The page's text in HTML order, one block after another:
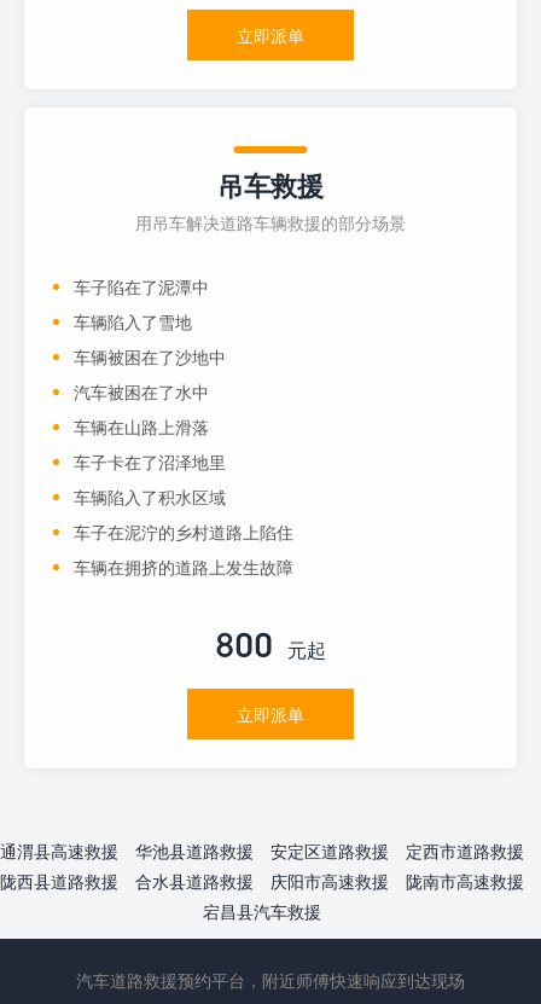
立即派单
吊车救援
用吊车解决道路车辆救援的部分场景
车子陷在了泥潭中
车辆陷入了雪地
车辆被困在了沙地中
汽车被困在了水中
车辆在山路上滑落
车子卡在了沼泽地里
车辆陷入了积水区域
车子在泥泞的乡村道路上陷住
车辆在拥挤的道路上发生故障
800 元起
立即派单
通渭县高速救援 华池县道路救援 安定区道路救援
定西市道路救援
陇西县道路救援
合水县道路救援 庆阳市高速救援
陇南市高速救援
宕昌县汽车救援
汽车道路救援预约平台，附近师傅快速响应到达现场